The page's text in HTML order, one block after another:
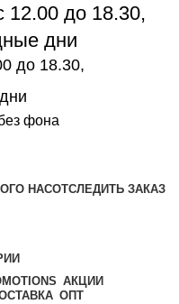
12.00 до 18.30,
дни
до 18.30,
О НАСОТСЛЕДИТЬ ЗАКАЗ
АКЦИИ
ОПТ